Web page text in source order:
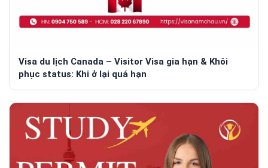
Visa du lịch Canada – Visitor Visa gia hạn & Khôi
phục status: Khi ở lại quá hạn